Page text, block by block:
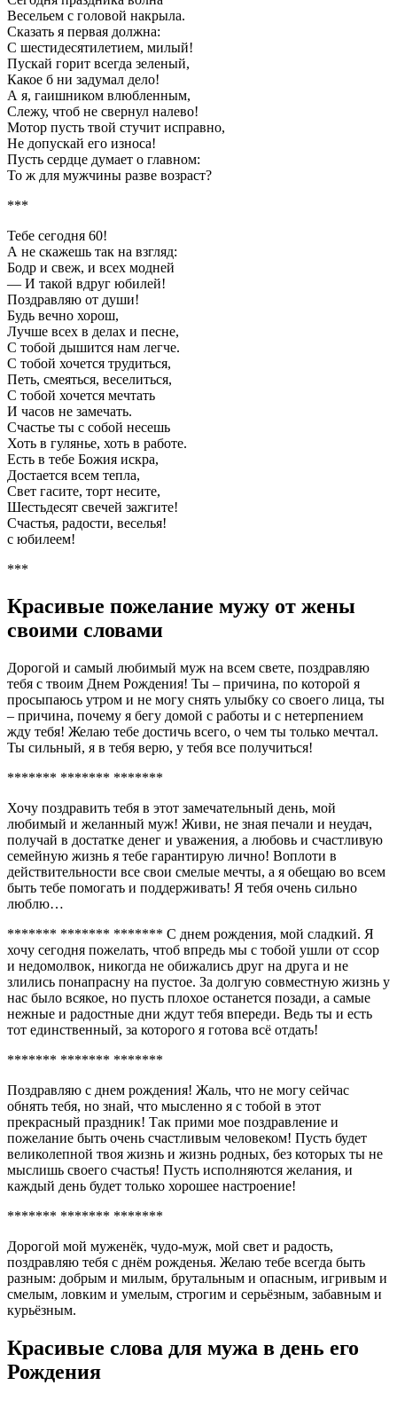
Весельем с головой накрыла.
Сказать я первая должна:
С шестидесятилетием, милый!
Пускай горит всегда зеленый,
Какое б ни задумал дело!
А я, гаишником влюбленным,
Слежу, чтоб не свернул налево!
Мотор пусть твой стучит исправно,
Не допускай его износа!
Пусть сердце думает о главном:
То ж для мужчины разве возраст?
***
Тебе сегодня 60!
А не скажешь так на взгляд:
Бодр и свеж, и всех модней
— И такой вдруг юбилей!
Поздравляю от души!
Будь вечно хорош,
Лучше всех в делах и песне,
С тобой дышится нам легче.
С тобой хочется трудиться,
Петь, смеяться, веселиться,
С тобой хочется мечтать
И часов не замечать.
Счастье ты с собой несешь
Хоть в гулянье, хоть в работе.
Есть в тебе Божия искра,
Достается всем тепла,
Свет гасите, торт несите,
Шестьдесят свечей зажгите!
Счастья, радости, веселья!
с юбилеем!
***
Красивые пожелание мужу от жены
своими словами
Дорогой и самый любимый муж на всем свете, поздравляю
тебя с твоим Днем Рождения! Ты – причина, по которой я
просыпаюсь утром и не могу снять улыбку со своего лица, ты
– причина, почему я бегу домой с работы и с нетерпением
жду тебя! Желаю тебе достичь всего, о чем ты только мечтал.
Ты сильный, я в тебя верю, у тебя все получиться!
******* ******* *******
Хочу поздравить тебя в этот замечательный день, мой
любимый и желанный муж! Живи, не зная печали и неудач,
получай в достатке денег и уважения, а любовь и счастливую
семейную жизнь я тебе гарантирую лично! Воплоти в
действительности все свои смелые мечты, а я обещаю во всем
быть тебе помогать и поддерживать! Я тебя очень сильно
люблю…
******* ******* ******* С днем рождения, мой сладкий. Я
хочу сегодня пожелать, чтоб впредь мы с тобой ушли от ссор
и недомолвок, никогда не обижались друг на друга и не
злились понапрасну на пустое. За долгую совместную жизнь у
нас было всякое, но пусть плохое останется позади, а самые
нежные и радостные дни ждут тебя впереди. Ведь ты и есть
тот единственный, за которого я готова всё отдать!
******* ******* *******
Поздравляю с днем рождения! Жаль, что не могу сейчас
обнять тебя, но знай, что мысленно я с тобой в этот
прекрасный праздник! Так прими мое поздравление и
пожелание быть очень счастливым человеком! Пусть будет
великолепной твоя жизнь и жизнь родных, без которых ты не
мыслишь своего счастья! Пусть исполняются желания, и
каждый день будет только хорошее настроение!
******* ******* *******
Дорогой мой муженёк, чудо-муж, мой свет и радость,
поздравляю тебя с днём рожденья. Желаю тебе всегда быть
разным: добрым и милым, брутальным и опасным, игривым и
смелым, ловким и умелым, строгим и серьёзным, забавным и
курьёзным.
Красивые слова для мужа в день его
Рождения